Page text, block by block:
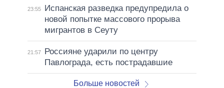
23:55
Испанская разведка предупредила о
новой попытке массового прорыва
мигрантов в Сеуту
21:57
Россияне ударили по центру
Павлограда, есть пострадавшие
Больше новостей